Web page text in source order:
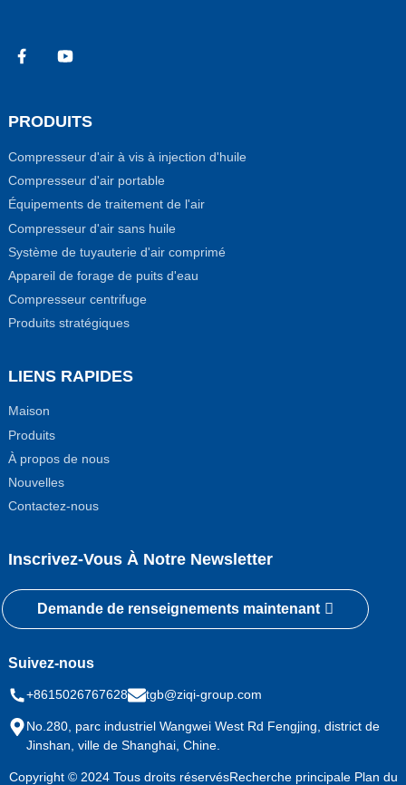
PRODUITS
Compresseur d'air à vis à injection d'huile
Compresseur d'air portable
Équipements de traitement de l'air
Compresseur d'air sans huile
Système de tuyauterie d'air comprimé
Appareil de forage de puits d'eau
Compresseur centrifuge
Produits stratégiques
LIENS RAPIDES
Maison
Produits
À propos de nous
Nouvelles
Contactez-nous
Inscrivez-Vous À Notre Newsletter
Demande de renseignements maintenant
Suivez-nous
+8615026767628 tgb@ziqi-group.com
No.280, parc industriel Wangwei West Rd Fengjing, district de
Jinshan, ville de Shanghai, Chine.
Copyright © 2024 Tous droits réservésRecherche principale Plan du